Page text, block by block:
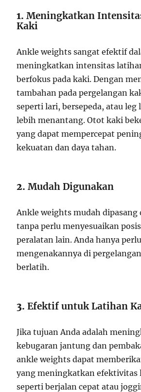
1.Meningkatkan
Kaki
Ankle weights sangat efektif
meningkatkan intensitas
berfokus pada kaki. Dengan
tambahan pada pergelangan
seperti lari, bersepeda, atau
lebih menantang. Otot kaki
yang dapat mempercepat
kekuatan dan daya tahan.
2.Mudah Digunakan
Ankle weights mudah dipasang
tanpa perlu menyesuaikan
peralatan lain. Anda hanya perlu
mengenakannya di
berlatih.
3.Efektif untuk Latihan
Jika tujuan Anda adalah
kebugaran jantung dan
ankle weights dapat
yang meningkatkan efektivitas
seperti berjalan cepat atau